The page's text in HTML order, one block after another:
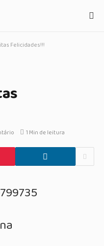
Felicidades!!!
1 Min de leitura